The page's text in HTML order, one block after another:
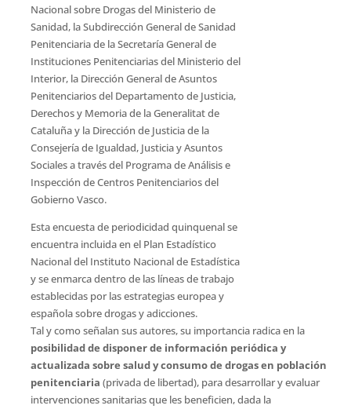
Nacional sobre Drogas del Ministerio de
Sanidad, la Subdirección General de Sanidad
Penitenciaria de la Secretaría General de
Instituciones Penitenciarias del Ministerio del
Interior, la Dirección General de Asuntos
Penitenciarios del Departamento de Justicia,
Derechos y Memoria de la Generalitat de
Cataluña y la Dirección de Justicia de la
Consejería de Igualdad, Justicia y Asuntos
Sociales a través del Programa de Análisis e
Inspección de Centros Penitenciarios del
Gobierno Vasco.
Esta encuesta de periodicidad quinquenal se
encuentra incluida en el Plan Estadístico
Nacional del Instituto Nacional de Estadística
y se enmarca dentro de las líneas de trabajo
establecidas por las estrategias europea y
española sobre drogas y adicciones.
Tal y como señalan sus autores, su importancia radica en la
posibilidad de disponer de información periódica y
actualizada sobre salud y consumo de drogas en población
penitenciaria (privada de libertad), para desarrollar y evaluar
intervenciones sanitarias que les beneficien, dada la